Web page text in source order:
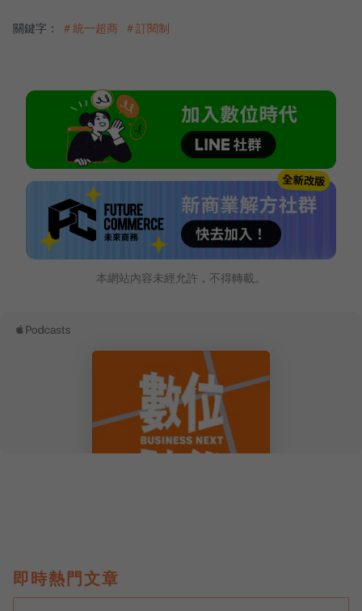
關鍵字： ＃統一超商 ＃訂閱制
本網站內容未經允許，不得轉載。
即時熱門文章